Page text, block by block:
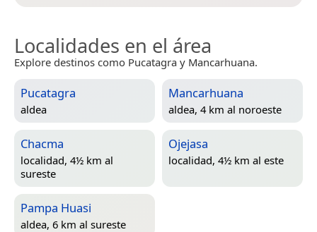
Localidades en el área
Explore destinos como Pucatagra y Mancarhuana.
Pucatagra
aldea
Mancarhuana
aldea, 4 km al noroeste
Chacma
localidad, 4½ km al
sureste
Ojejasa
localidad, 4½ km al este
Pampa Huasi
aldea, 6 km al sureste